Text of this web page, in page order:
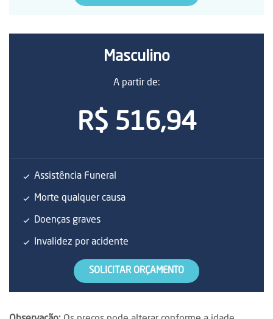
Masculino
A partir de:
R$ 516,94
Assistência Funeral
Morte qualquer causa
Doenças graves
Invalidez por acidente
SOLICITAR ORÇAMENTO